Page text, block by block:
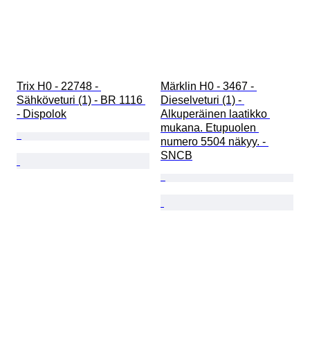
Trix H0 - 22748 -
Sähköveturi (1) - BR 1116
- Dispolok
Märklin H0 - 3467 -
Dieselveturi (1) -
Alkuperäinen laatikko
mukana. Etupuolen
numero 5504 näkyy. -
SNCB